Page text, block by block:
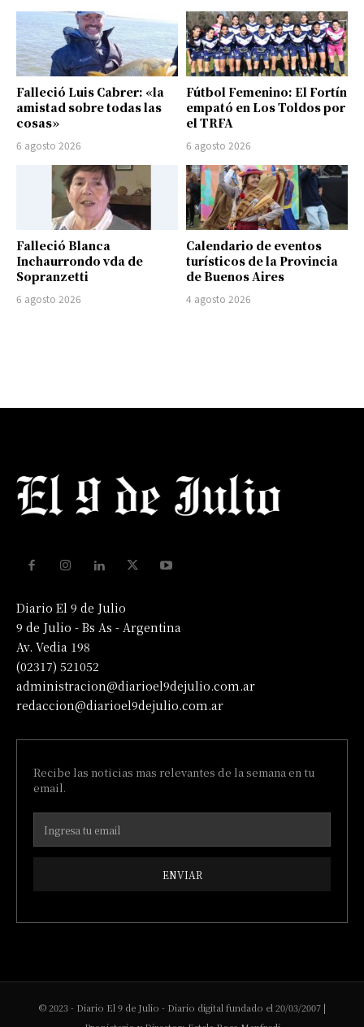
Falleció Luis Cabrer: «la
amistad sobre todas las
cosas»
6 agosto 2026
Fútbol Femenino: El Fortín
empató en Los Toldos por
el TRFA
6 agosto 2026
Falleció Blanca
Inchaurrondo vda de
Sopranzetti
6 agosto 2026
Calendario de eventos
turísticos de la Provincia
de Buenos Aires
4 agosto 2026
Diario El 9 de Julio
9 de Julio - Bs As - Argentina
Av. Vedia 198
(02317) 521052
administracion@diarioel9dejulio.com.ar
redaccion@diarioel9dejulio.com.ar
Recibe las noticias mas relevantes de la semana en tu
email.
ENVIAR
© 2023 - Diario El 9 de Julio - Diario digital fundado el 20/03/2007 |